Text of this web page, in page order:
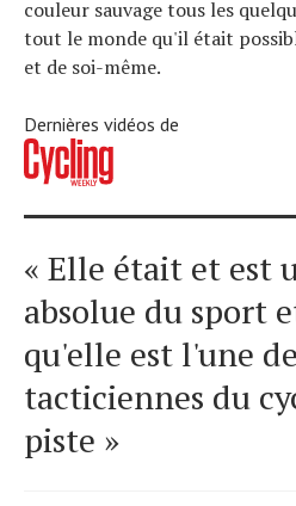
couleur sauvage tous les
tout le monde qu'il était
et de soi-même.
Dernières vidéos de
« Elle était et est
absolue du sport
qu'elle est l'une
tacticiennes du
piste »
Actualités
Tests de produits
Conseils
Tendances